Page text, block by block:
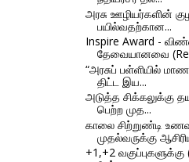
அரசு ஊழியர்களின்
பயில்வதற்கான...
Inspire Award -
தேவையானவை
“அரசுப் பள்ளியில்
திட்ட இய...
அடுத்த சிக்கலுக்கு
பெற்ற முத...
காலை சிற்றுண்டி
முதல்வருக்கு
+1,+2